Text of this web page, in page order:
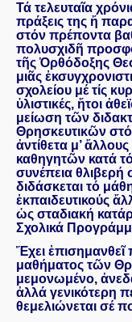
Τά τελευταῖα
πράξεις της ἤ
στόν πρέποντα
πολυσχιδῆ
τῆς Ὀρθόδοξης
μιᾶς
σχολείου μέ τίς
ὑλιστικές, ἤτοι
μείωση τῶν
Θρησκευτικῶν στό
ἀντίθετα μ’
καθηγητῶν κατά
συνέπεια θλιβερή
διδάσκεται τό
ἐκπαιδευτικούς
ὡς σταδιακή
Σχολικά
Ἔχει ἐπισημανθεῖ
μαθήματος τῶν
μεμονωμένο,
ἀλλά γενικότερη
θεμελιώνεται σέ